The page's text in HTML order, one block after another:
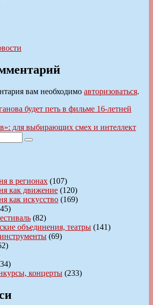
вам необходимо авторизоваться.
будет петь в фильме 16-летней
для выбирающих смех и интеллект
Поиск
в регионах (107)
как движение (120)
как искусство (169)
(82)
объединения, театры (141)
(69)
концерты (233)